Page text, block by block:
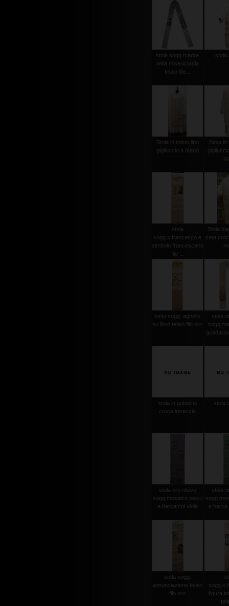
stola sogg.madre
della misericordia
telaio filo...
stola
Stola in misto lino
gigliuccio a mano
Stola in
stola
sogg.s.francesco e
simbolo francescano
filo ...
Stola
seta
stola sogg. agnello
su libro telaio filo oro
stola
stola in gobeline
croce intreccio
stola
stola oro rilievo
sogg.mosaico pesci
e barca col.viola
stola
e barca
stola sogg.
annunciazione telaio
filo oro
figura